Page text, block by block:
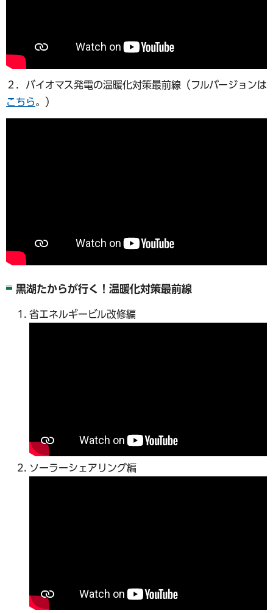
２．バイオマス発電の温暖化対策最前線（フルバージョンは
こちら。）
黒湖たからが行く！温暖化対策最前線
省エネルギービル改修編
ソーラーシェアリング編